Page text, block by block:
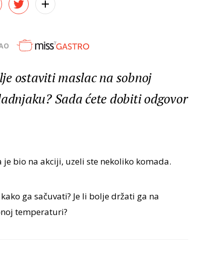
ostaviti maslac na sobnoj
Sada ćete dobiti odgovor
je bio na akciji, uzeli ste nekoliko komada.
ga sačuvati? Je li bolje držati ga na
temperaturi?